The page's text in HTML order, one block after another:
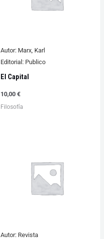
Autor: Marx, Karl
Editorial: Publico
El Capital
10,00 €
Filosofía
Autor: Revista